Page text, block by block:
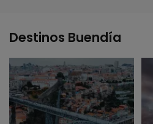
Destinos Buendía